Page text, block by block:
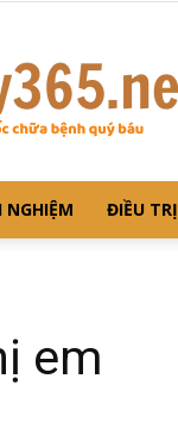
NGHIỆM ĐIỀU TRỊ
em